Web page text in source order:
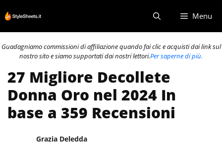
al
contenuto
Menu
Guadagniamo commissioni di affiliazione quando fai clic e acquisti dai link sul
nostro sito e siamo supportati dai nostri lettori.Per saperne di più.
27 Migliore Decollete
Donna Oro nel 2024 In
base a 359 Recensioni
Grazia Deledda